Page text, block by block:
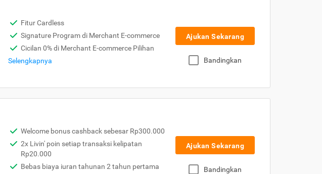
Fitur Cardless
Signature Program di Merchant E-commerce
Cicilan 0% di Merchant E-commerce Pilihan
Selengkapnya
Ajukan Sekarang
Bandingkan
Welcome bonus cashback sebesar Rp300.000
2x Livin' poin setiap transaksi kelipatan
Rp20.000
Bebas biaya iuran tahunan 2 tahun pertama
Ajukan Sekarang
Bandingkan